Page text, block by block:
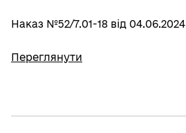
Наказ №52/7.01-18 від 04.06.2024
Переглянути